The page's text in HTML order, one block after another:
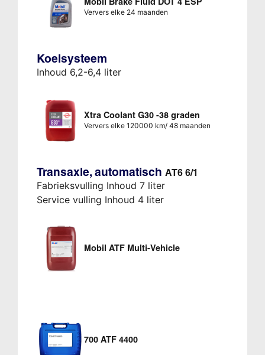
Ververs elke 24 maanden
Koelsysteem
Inhoud 6,2-6,4 liter
Xtra Coolant G30 -38 graden
Ververs elke 120000 km/ 48 maanden
Transaxle, automatisch AT6 6/1
Fabrieksvulling Inhoud 7 liter
Service vulling Inhoud 4 liter
Mobil ATF Multi-Vehicle
700 ATF 4400